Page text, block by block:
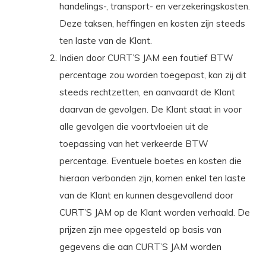
handelings-, transport- en verzekeringskosten.
Deze taksen, heffingen en kosten zijn steeds
ten laste van de Klant.
Indien door CURT’S JAM een foutief BTW
percentage zou worden toegepast, kan zij dit
steeds rechtzetten, en aanvaardt de Klant
daarvan de gevolgen. De Klant staat in voor
alle gevolgen die voortvloeien uit de
toepassing van het verkeerde BTW
percentage. Eventuele boetes en kosten die
hieraan verbonden zijn, komen enkel ten laste
van de Klant en kunnen desgevallend door
CURT’S JAM op de Klant worden verhaald. De
prijzen zijn mee opgesteld op basis van
gegevens die aan CURT’S JAM worden